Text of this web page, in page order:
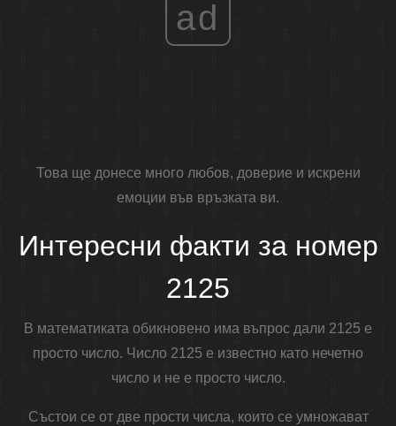
ad
Това ще донесе много любов, доверие и искрени
емоции във връзката ви.
Интересни факти за номер
2125
В математиката обикновено има въпрос дали 2125 е
просто число. Число 2125 е известно като нечетно
число и не е просто число.
Състои се от две прости числа, които се умножават